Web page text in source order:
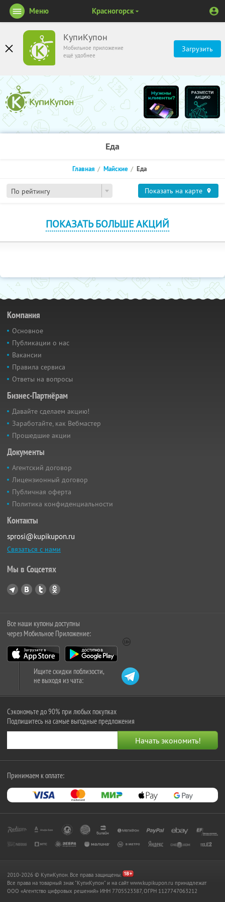
КупиКупон
Мобильное приложение
ещё удобнее
Загрузить
Меню Красногорск
Еда
По рейтингу
Главная Майские Еда
Показать на карте
ПОКАЗАТЬ БОЛЬШЕ АКЦИЙ
Компания
Основное
Публикации о нас
Вакансии
Правила сервиса
Ответы на вопросы
Бизнес-Партнёрам
Давайте сделаем акцию!
Заработайте, как Вебмастер
Прошедшие акции
Документы
Агентский договор
Лицензионный договор
Публичная оферта
Политика конфиденциальности
Контакты
sprosi@kupikupon.ru
Связаться с нами
Мы в Соцсетях
Все наши купоны доступны
через Мобильное Приложение:
Ищите скидки поблизости,
не выходя из чата:
Сэкономьте до 90% при любых покупках
Подпишитесь на самые выгодные предложения
Принимаем к оплате:
2010-2026 © КупиКупон. Все права защищены.
Все права на товарный знак "КупиКупон" и на сайт www.kupikupon.ru принадлежат
OOO «Агентство цифровых решений» ИНН 7705523387, ОГРН 1127747063212